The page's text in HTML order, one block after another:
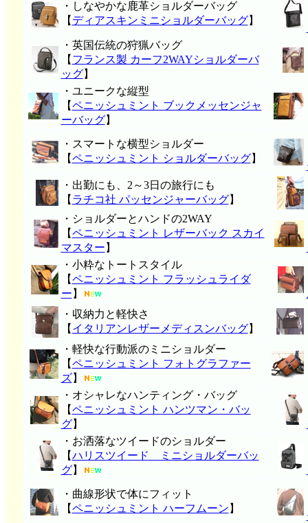
・しなやかな鹿革ショルダーバッグ
【 ディアスキンミニショルダーバッグ】
・英国伝統の狩猟バッグ
【 フランス製 カーフ2WAYショルダーバ
ッグ】
・ユニークな縦型
【ペニッシュミント ブックメッセンジャ
ーバッグ】
・スマートな横型ショルダー
【ペニッシュミント ショルダーバッグ】
・出勤にも、2～3日の旅行にも
【 ラチコ社 パッセンジャーバッグ】
・ショルダーとハンドの2WAY
【ペニッシュミント レザーバック スカイ
マスター 】
・小粋なトートスタイル
【ペニッシュミント フラッシュライダ
ー 】
・収納力と軽快さ
【 イタリアンレザーメディスンバッグ】
・軽快な行動派のミニショルダー
【ペニッシュミント フォトグラファー
ズ】
・オシャレなハンティング・バッグ
【ペニッシュミント ハンツマン・バッ
グ】
・お洒落なツイードのショルダー
【ハリスツイード ミニショルダーバッ
グ】
・曲線形状で体にフィット
【ペニッシュミント ハーフムーン 】